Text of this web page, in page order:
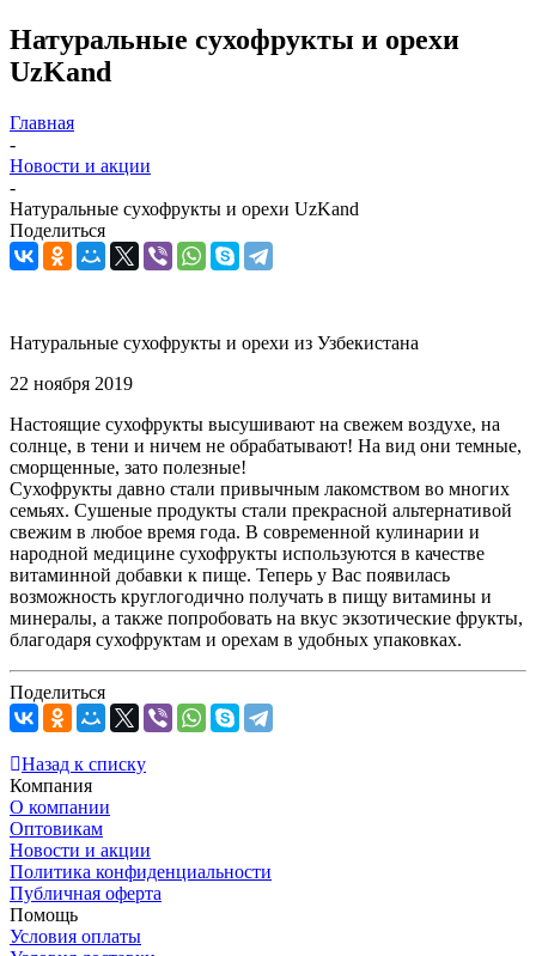
Натуральные сухофрукты и орехи
UzKand
Главная
-
Новости и акции
-
Натуральные сухофрукты и орехи UzKand
Поделиться
Натуральные сухофрукты и орехи из Узбекистана
22 ноября 2019
Настоящие сухофрукты высушивают на свежем воздухе, на
солнце, в тени и ничем не обрабатывают! На вид они темные,
сморщенные, зато полезные!
Сухофрукты давно стали привычным лакомством во многих
семьях. Сушеные продукты стали прекрасной альтернативой
свежим в любое время года. В современной кулинарии и
народной медицине сухофрукты используются в качестве
витаминной добавки к пище. Теперь у Вас появилась
возможность круглогодично получать в пищу витамины и
минералы, а также попробовать на вкус экзотические фрукты,
благодаря сухофруктам и орехам в удобных упаковках.
Поделиться
Назад к списку
Компания
О компании
Оптовикам
Новости и акции
Политика конфиденциальности
Публичная оферта
Помощь
Условия оплаты